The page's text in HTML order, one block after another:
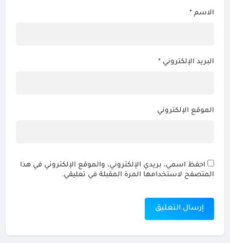
الاسم*
البريد الإلكتروني*
الموقع الإلكتروني
احفظ اسمي، بريدي الإلكتروني، والموقع الإلكتروني في هذا
المتصفح لاستخدامها المرة المقبلة في تعليقي.